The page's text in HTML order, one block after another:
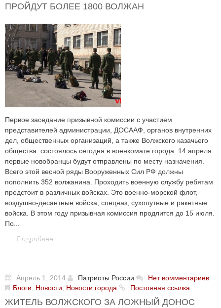
ПРОЙДУТ БОЛЕЕ 1800 ВОЛЖАН
Первое заседание призывной комиссии с участием
представителей администрации, ДОСААФ, органов внутренних
дел, общественных организаций, а также Волжского казачьего
общества состоялось сегодня в военкомате города. 14 апреля
первые новобранцы будут отправлены по месту назначения.
Всего этой весной ряды Вооруженных Сил РФ должны
пополнить 352 волжанина. Проходить военную службу ребятам
предстоит в различных войсках. Это военно-морской флот,
воздушно-десантные войска, спецназ, сухопутные и ракетные
войска. В этом году призывная комиссия продлится до 15 июля.
По...
Подробнее
Апрель 1, 2014 Патриоты России
Нет вомментариев
Блоги
Новости Новости города Постояная ссылка
ЖИТЕЛЬ ВОЛЖСКОГО ЗА ЛОЖНЫЙ ДОНОС